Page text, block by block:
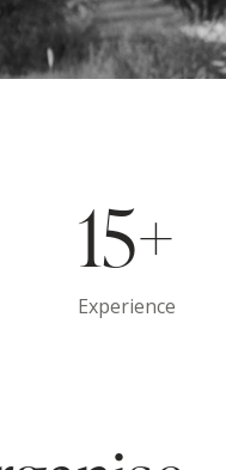
15+
Experience